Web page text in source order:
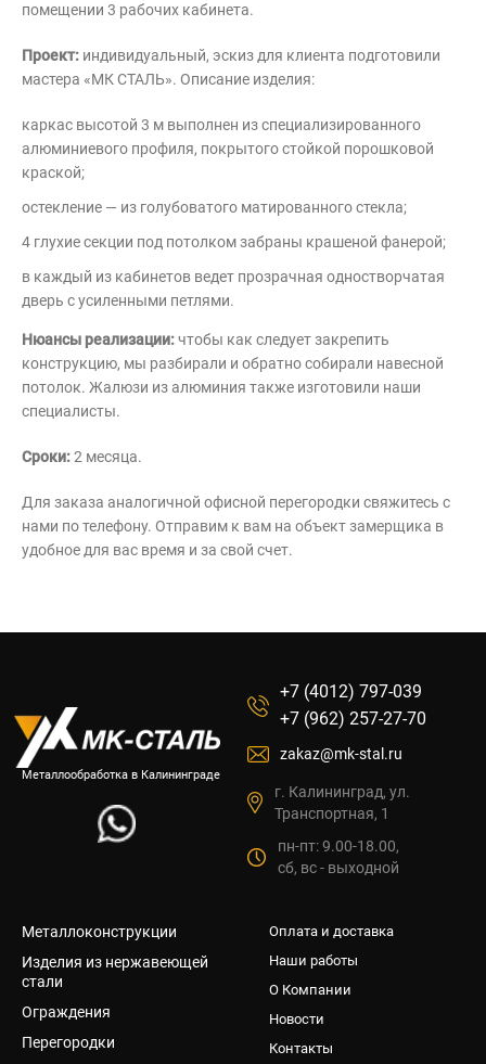
помещении 3 рабочих кабинета.
Проект: индивидуальный, эскиз для клиента подготовили
мастера «МК СТАЛЬ». Описание изделия:
каркас высотой 3 м выполнен из специализированного
алюминиевого профиля, покрытого стойкой порошковой
краской;
остекление — из голубоватого матированного стекла;
4 глухие секции под потолком забраны крашеной фанерой;
в каждый из кабинетов ведет прозрачная одностворчатая
дверь с усиленными петлями.
Нюансы реализации:чтобы как следует закрепить
конструкцию, мы разбирали и обратно собирали навесной
потолок. Жалюзи из алюминия также изготовили наши
специалисты.
Сроки:2 месяца.
Для заказа аналогичной офисной перегородки свяжитесь с
нами по телефону. Отправим к вам на объект замерщика в
удобное для вас время и за свой счет.
Металлообработка в Калининграде
Металлоконструкции
Изделия из нержавеющей
стали
Ограждения
Перегородки
Оплата и доставка
Наши работы
О Компании
Новости
Контакты
+7 (4012) 797-039
+7 (962) 257-27-70
zakaz@mk-stal.ru
г. Калининград, ул.
Транспортная, 1
пн-пт: 9.00-18.00,
сб, вс - выходной